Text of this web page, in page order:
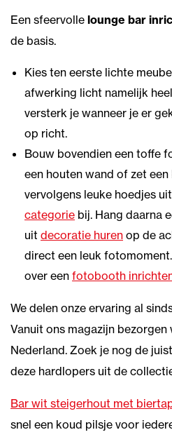
Een sfeervolle lounge bar
de basis.
Kies ten eerste lichte
afwerking licht namelijk
versterk je wanneer je er
op richt.
Bouw bovendien een toffe
een houten wand of zet
vervolgens leuke hoedjes
categorie bij. Hang daarna
uit decoratie huren op de
direct een leuk
over een fotobooth
We delen onze ervaring al
Vanuit ons magazijn
Nederland. Zoek je nog de
deze hardlopers uit de
Bar wit steigerhout met
snel een koud pilsje voor